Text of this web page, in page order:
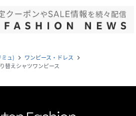
ュ) navigate_next ワンピース・ドレス navigate_next
替えシャツワンピース